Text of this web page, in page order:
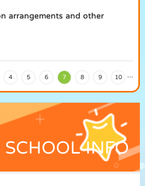
arrangements and other
…
4 5 6 7 8 9 10
SCHOOL INFO